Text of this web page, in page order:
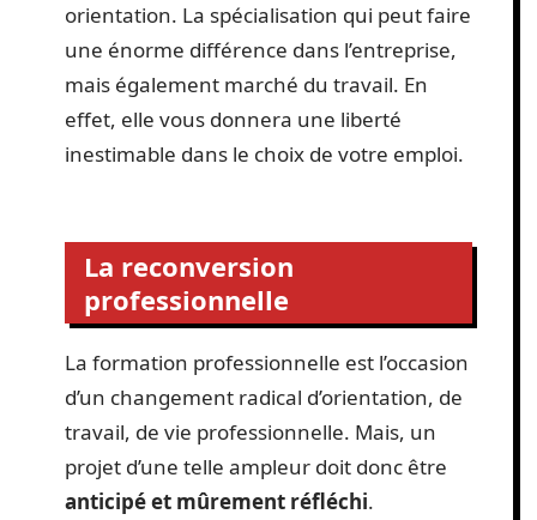
orientation. La spécialisation qui peut faire
une énorme différence dans l’entreprise,
mais également marché du travail. En
effet, elle vous donnera une liberté
inestimable dans le choix de votre emploi.
La reconversion
professionnelle
La formation professionnelle est l’occasion
d’un changement radical d’orientation, de
travail, de vie professionnelle. Mais, un
projet d’une telle ampleur doit donc être
anticipé et mûrement réfléchi.